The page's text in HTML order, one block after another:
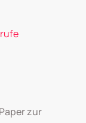
zur